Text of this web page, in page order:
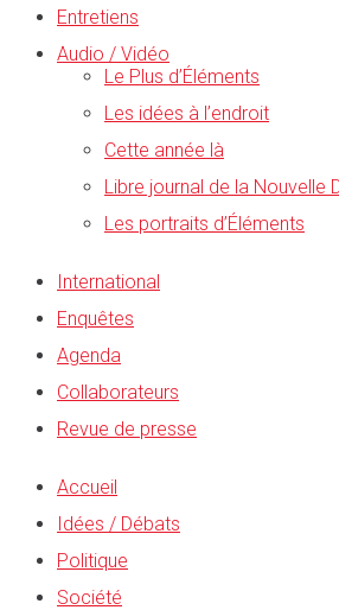
Entretiens
Audio / Vidéo
Le Plus d’Éléments
Les idées à l’endroit
Cette année là
Libre journal de la Nouvelle
Les portraits d’Éléments
International
Enquêtes
Agenda
Collaborateurs
Revue de presse
Accueil
Idées / Débats
Politique
Société